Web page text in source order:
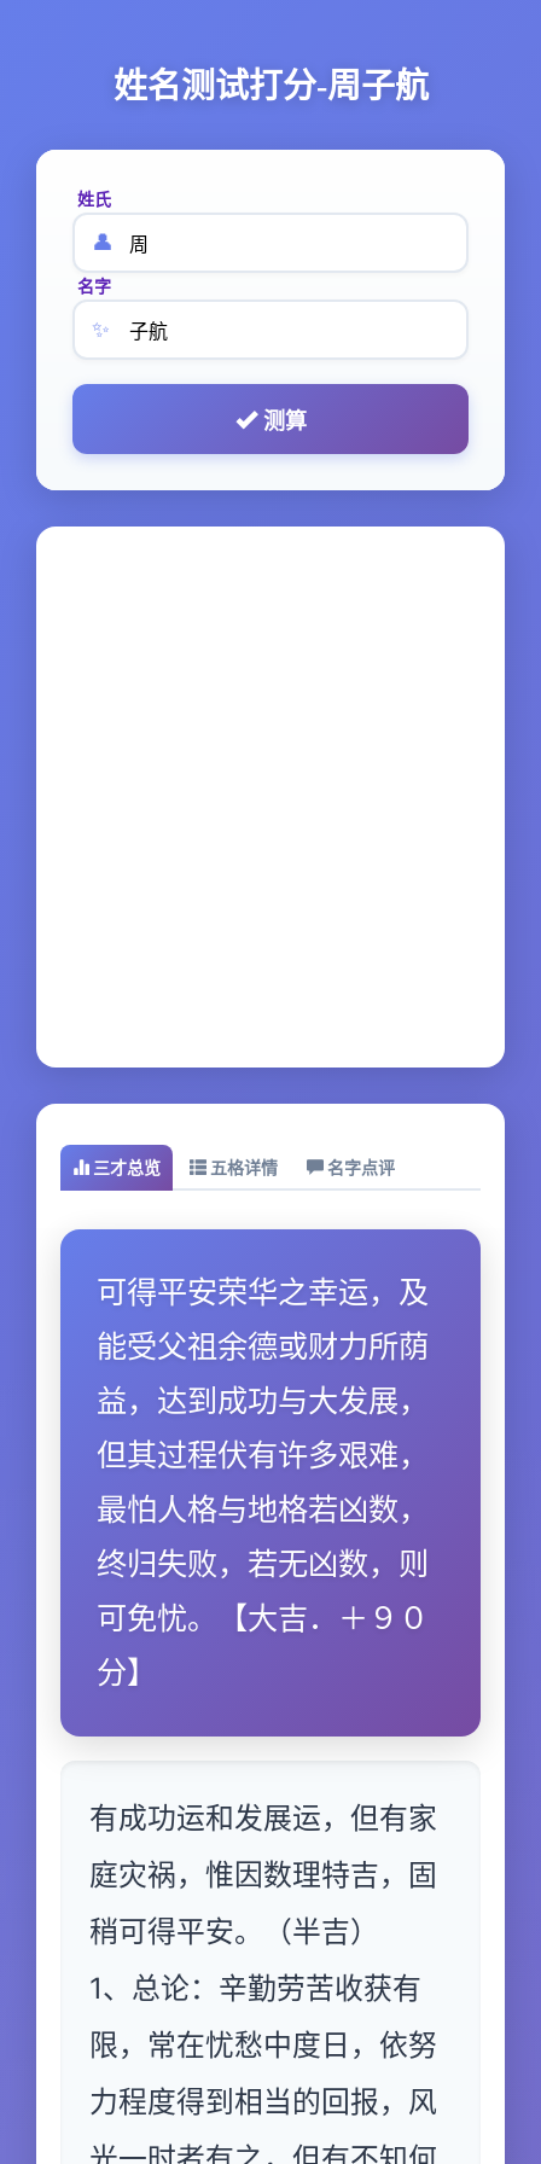
姓名测试打分-周子航
姓氏
👤
名字
✨
测算
三才总览 五格详情 名字点评
可得平安荣华之幸运，及
能受父祖余德或财力所荫
益，达到成功与大发展，
但其过程伏有许多艰难，
最怕人格与地格若凶数，
终归失败，若无凶数，则
可免忧。【大吉．＋９０
分】
有成功运和发展运，但有家
庭灾祸，惟因数理特吉，固
稍可得平安。（半吉）
1、总论：辛勤劳苦收获有
限，常在忧愁中度日，依努
力程度得到相当的回报，风